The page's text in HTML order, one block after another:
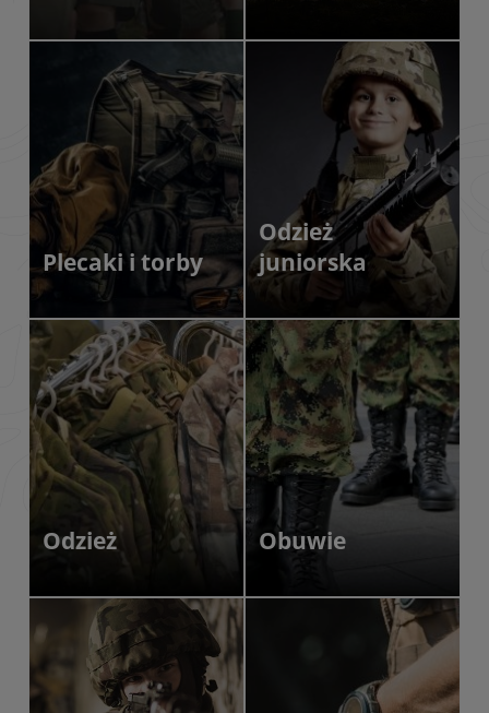
Plecaki i torby
Odzież
juniorska
Odzież Obuwie